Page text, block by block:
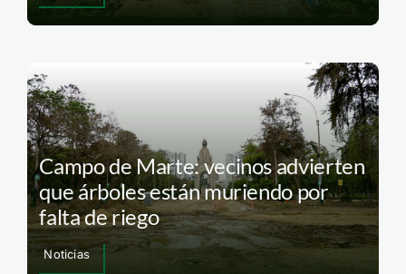
Campo de Marte: vecinos advierten
que árboles están muriendo por
falta de riego
Noticias